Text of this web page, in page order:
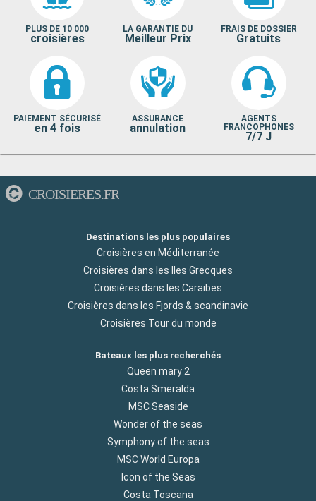
PLUS DE 10 000
croisières
LA GARANTIE DU
Meilleur Prix
FRAIS DE DOSSIER
Gratuits
PAIEMENT SÉCURISÉ
en 4 fois
ASSURANCE
annulation
AGENTS
FRANCOPHONES
7/7 J
CROISIERES.FR
Destinations les plus populaires
Croisières en Méditerranée
Croisières dans les Iles Grecques
Croisières dans les Caraibes
Croisières dans les Fjords & scandinavie
Croisières Tour du monde
Bateaux les plus recherchés
Queen mary 2
Costa Smeralda
MSC Seaside
Wonder of the seas
Symphony of the seas
MSC World Europa
Icon of the Seas
Costa Toscana